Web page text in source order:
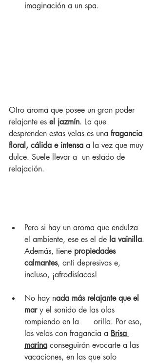
imaginación a un spa.
Otro aroma que posee un gran poder
relajante es el jazmín. La que
desprenden estas velas es una fragancia
floral, cálida e intensa a la vez que muy
dulce. Suele llevar a  un estado de
relajación.
Pero si hay un aroma que endulza
el ambiente, ese es el de la vainilla.
Además, tiene propiedades
calmantes, anti depresivas e,
incluso, ¡afrodisíacas!
No hay nada más relajante que el
mar y el sonido de las olas
rompiendo en la      orilla. Por eso,
las velas con fragancia a Brisa
marina conseguirán evocarte a las
vacaciones, en las que solo